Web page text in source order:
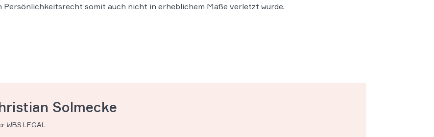
Persönlichkeitsrecht somit auch nicht in erheblichem Maße verletzt wurde.
Solmecke
WBS.LEGAL